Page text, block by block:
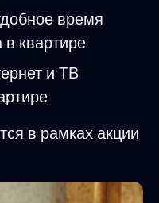
время
квартире
и ТВ
в рамках акции